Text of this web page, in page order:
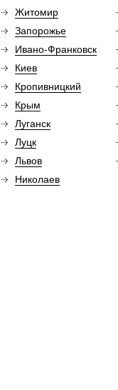
Житомир
Запорожье
Ивано-Франковск
Киев
Кропивницкий
Крым
Луганск
Луцк
Львов
Николаев